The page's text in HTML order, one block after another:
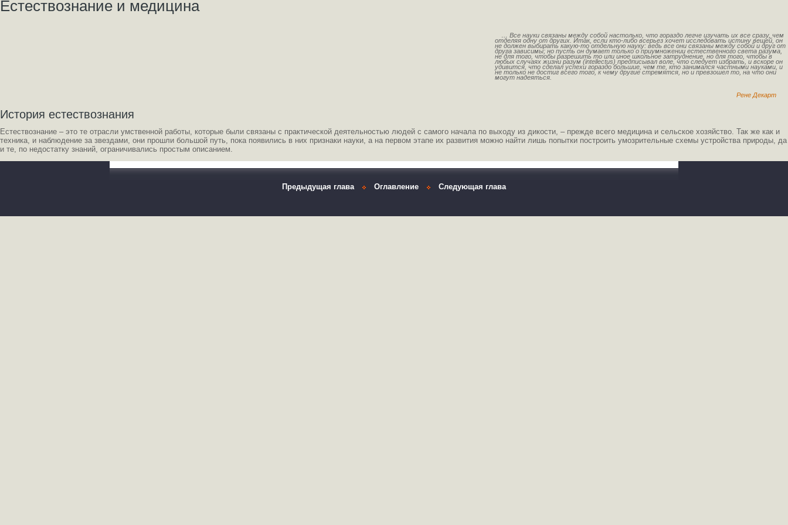
Естествознание и медицина
… Все науки связаны между собой настолько, что гораздо легче изучать их все сразу, чем
отделяя одну от других. Итак, если кто-либо всерьез хочет исследовать истину вещей, он
не должен выбирать какую-то отдельную науку: ведь все они связаны между собой и друг от
друга зависимы; но пусть он думает только о приумножении естественного света разума,
не для того, чтобы разрешить то или иное школьное затруднение, но для того, чтобы в
любых случаях жизни разум (intellectus) предписывал воле, что следует избрать, и вскоре он
удивится, что сделал успехи гораздо большие, чем те, кто занимался частными науками, и
не только не достиг всего того, к чему другие стремятся, но и превзошел то, на что они
могут надеяться.
Рене Декарт
История естествознания
Естествознание – это те отрасли умственной работы, которые были связаны с практической деятельностью людей с самого начала по выходу из дикости, – прежде всего медицина и сельское хозяйство. Так же как и
техника, и наблюдение за звездами, они прошли большой путь, пока появились в них признаки науки, а на первом этапе их развития можно найти лишь попытки построить умозрительные схемы устройства природы, да
и те, по недостатку знаний, ограничивались простым описанием.
Предыдущая глава Оглавление Следующая глава